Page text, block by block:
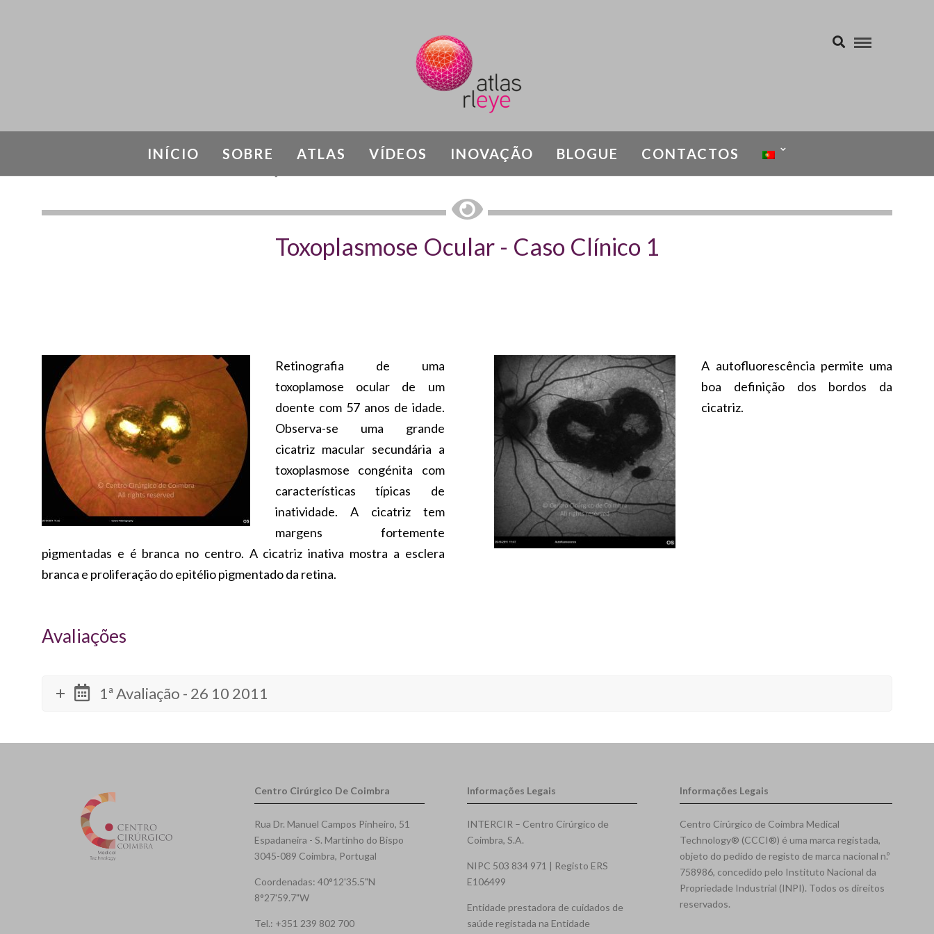
INÍCIO SOBRE ATLAS VÍDEOS INOVAÇÃO BLOGUE CONTACTOS
Toxoplasmose Ocular - Caso Clínico 1
Retinografia de uma
toxoplamose ocular de um
doente com 57 anos de idade.
Observa-se uma grande
cicatriz macular secundária a
toxoplasmose congénita com
características típicas de
inatividade. A cicatriz tem
margens fortemente
pigmentadas e é branca no centro. A cicatriz inativa mostra a esclera
branca e proliferação do epitélio pigmentado da retina.
A autofluorescência permite uma
boa definição dos bordos da
cicatriz.
Avaliações
1ª Avaliação - 26 10 2011
Centro Cirúrgico De Coimbra
Rua Dr. Manuel Campos Pinheiro, 51
Espadaneira - S. Martinho do Bispo
3045-089 Coimbra, Portugal
Coordenadas: 40°12'35.5"N
8°27'59.7"W
Tel.: +351 239 802 700
Informações Legais
INTERCIR – Centro Cirúrgico de
Coimbra, S.A.
NIPC 503 834 971 | Registo ERS
E106499
Entidade prestadora de cuidados de
saúde registada na Entidade
Informações Legais
Centro Cirúrgico de Coimbra Medical
Technology® (CCCI®) é uma marca registada,
objeto do pedido de registo de marca nacional n.º
758986, concedido pelo Instituto Nacional da
Propriedade Industrial (INPI). Todos os direitos
reservados.